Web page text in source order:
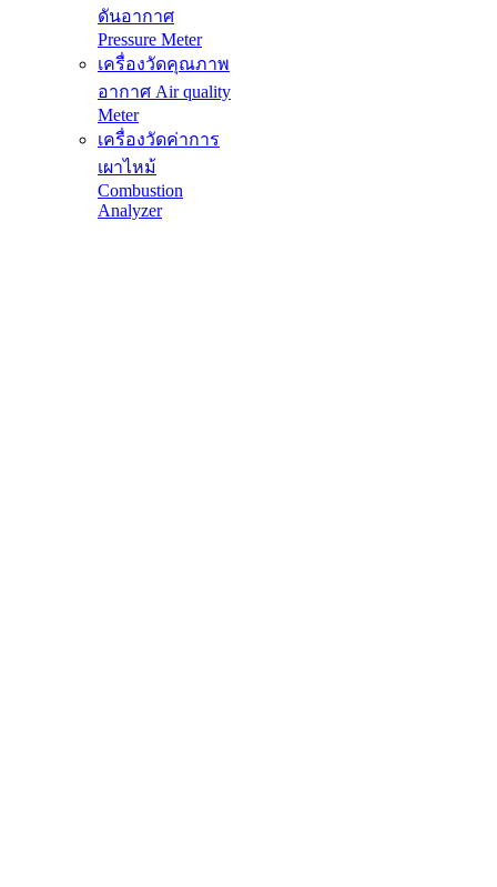
ดันอากาศ
Pressure Meter
เครื่องวัดคุณภาพ
อากาศ Air quality
Meter
เครื่องวัดค่าการ
เผาไหม้
Combustion
Analyzer